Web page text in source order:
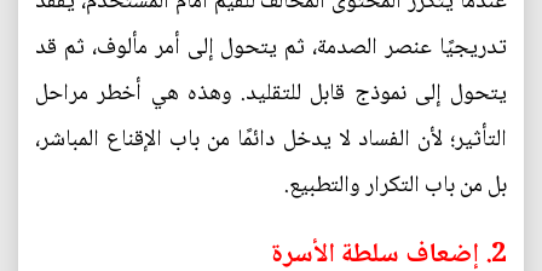
تدريجيًا عنصر الصدمة، ثم يتحول إلى أمر مألوف، ثم قد
يتحول إلى نموذج قابل للتقليد. وهذه هي أخطر مراحل
التأثير؛ لأن الفساد لا يدخل دائمًا من باب الإقناع المباشر،
بل من باب التكرار والتطبيع.
2. إضعاف سلطة الأسرة